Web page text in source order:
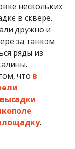
нескольких
в сквере.
дружно и
за танком
ряды из
что в
.